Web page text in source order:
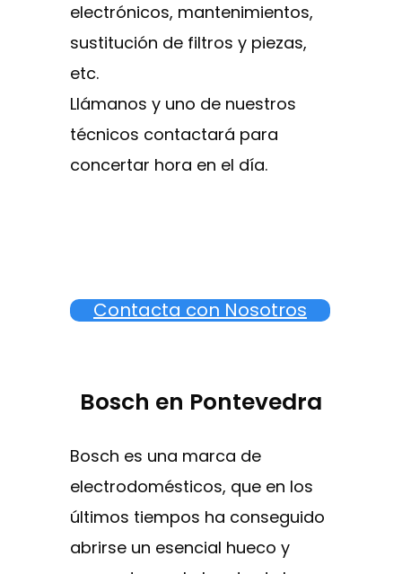
electrónicos, mantenimientos,
sustitución de filtros y piezas,
etc.
Llámanos y uno de nuestros
técnicos contactará para
concertar hora en el día.
Contacta con Nosotros
Bosch en Pontevedra
Bosch es una marca de
electrodomésticos, que en los
últimos tiempos ha conseguido
abrirse un esencial hueco y